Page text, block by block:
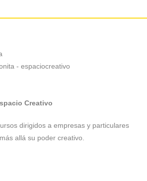
- espaciocreativo
Creativo
dirigidos a empresas y particulares
allá su poder creativo.